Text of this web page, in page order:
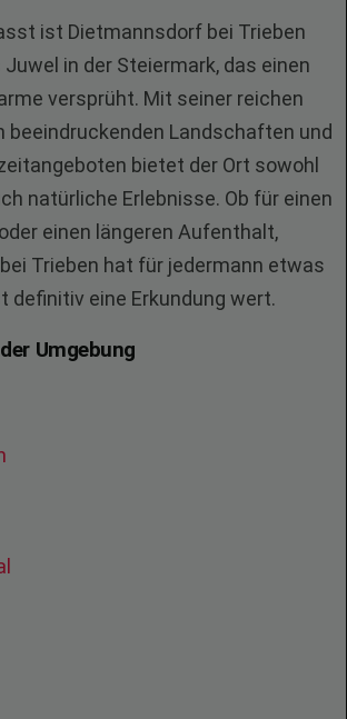
ist Dietmannsdorf bei Trieben
in der Steiermark, das einen
versprüht. Mit seiner reichen
beeindruckenden Landschaften und
bietet der Ort sowohl
natürliche Erlebnisse. Ob für einen
einen längeren Aufenthalt,
Trieben hat für jedermann etwas
definitiv eine Erkundung wert.
Umgebung